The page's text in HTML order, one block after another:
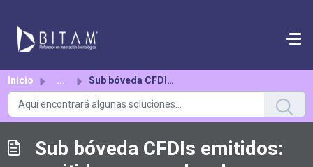
Inicio ... Sub bóveda CFDIs emitidos: emitidos con reglas de concili...
Sub bóveda CFDIs emitidos: